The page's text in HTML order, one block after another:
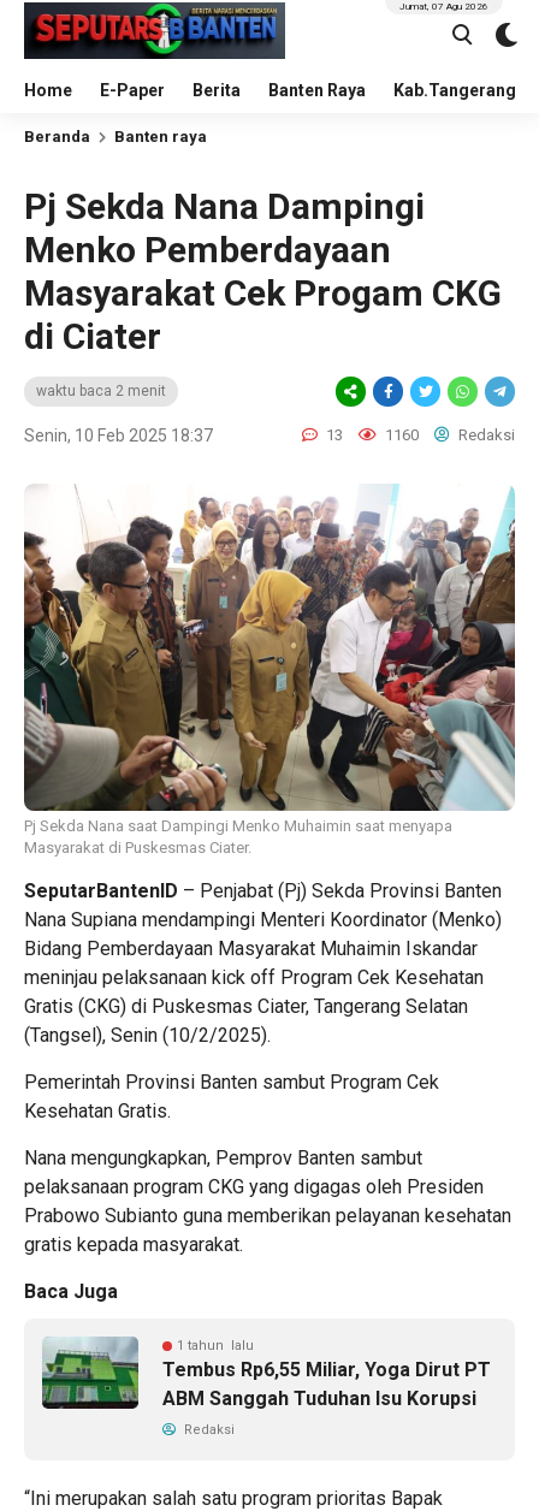
Home E-Paper Berita Banten Raya Kab.Tangerang
Jumat, 07 Agu 2026
Beranda Banten raya
Pj Sekda Nana Dampingi
Menko Pemberdayaan
Masyarakat Cek Progam CKG
di Ciater
waktu baca 2 menit
Senin, 10 Feb 2025 18:37 13 1160 Redaksi
Pj Sekda Nana saat Dampingi Menko Muhaimin saat menyapa
Masyarakat di Puskesmas Ciater.
SeputarBantenID – Penjabat (Pj) Sekda Provinsi Banten
Nana Supiana mendampingi Menteri Koordinator (Menko)
Bidang Pemberdayaan Masyarakat Muhaimin Iskandar
meninjau pelaksanaan kick off Program Cek Kesehatan
Gratis (CKG) di Puskesmas Ciater, Tangerang Selatan
(Tangsel), Senin (10/2/2025).
Pemerintah Provinsi Banten sambut Program Cek
Kesehatan Gratis.
Nana mengungkapkan, Pemprov Banten sambut
pelaksanaan program CKG yang digagas oleh Presiden
Prabowo Subianto guna memberikan pelayanan kesehatan
gratis kepada masyarakat.
Baca Juga
1 tahun lalu
Tembus Rp6,55 Miliar, Yoga Dirut PT
ABM Sanggah Tuduhan Isu Korupsi
Redaksi
“Ini merupakan salah satu program prioritas Bapak